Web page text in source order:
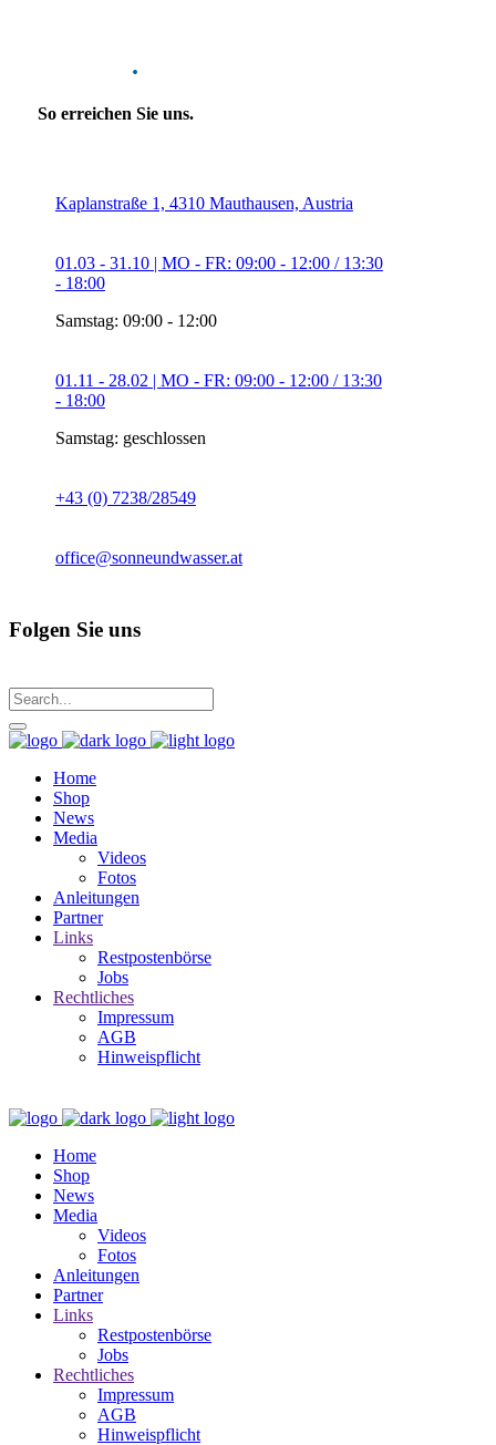
.
So erreichen Sie uns.
Kaplanstraße 1, 4310 Mauthausen, Austria
01.03 - 31.10 | MO - FR: 09:00 - 12:00 / 13:30
- 18:00
Samstag: 09:00 - 12:00
01.11 - 28.02 | MO - FR: 09:00 - 12:00 / 13:30
- 18:00
Samstag: geschlossen
+43 (0) 7238/28549
office@sonneundwasser.at
Folgen Sie uns
Home
Shop
News
Media
Videos
Fotos
Anleitungen
Partner
Links
Restpostenbörse
Jobs
Rechtliches
Impressum
AGB
Hinweispflicht
Home
Shop
News
Media
Videos
Fotos
Anleitungen
Partner
Links
Restpostenbörse
Jobs
Rechtliches
Impressum
AGB
Hinweispflicht